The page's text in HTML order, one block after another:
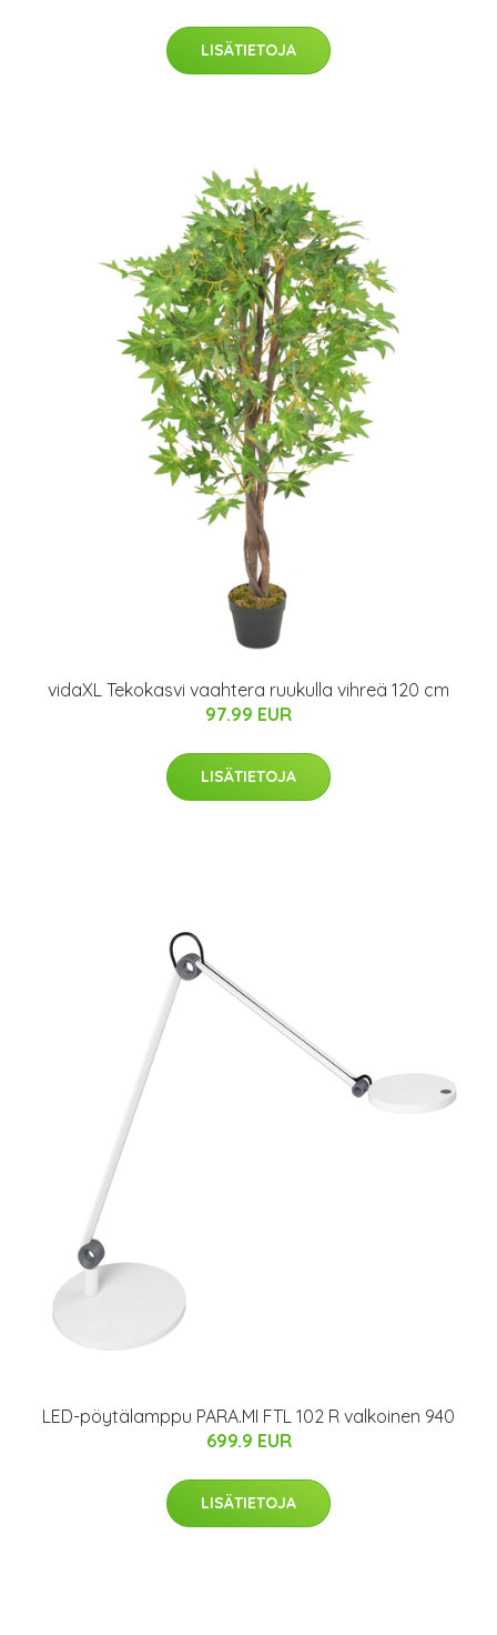
LISÄTIETOJA
vidaXL Tekokasvi vaahtera ruukulla vihreä 120 cm
97.99 EUR
LISÄTIETOJA
LED-pöytälamppu PARA.MI FTL 102 R valkoinen 940
699.9 EUR
LISÄTIETOJA